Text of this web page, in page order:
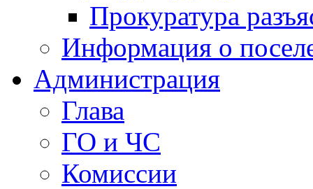
Прокуратура
Информация о
Администрация
Глава
ГО и ЧС
Комиссии